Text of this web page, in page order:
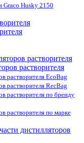
Graco Husky 2150
растворителя
растворителя EcoBag
растворителя RecBag
растворителя по бренду
растворителя по марке